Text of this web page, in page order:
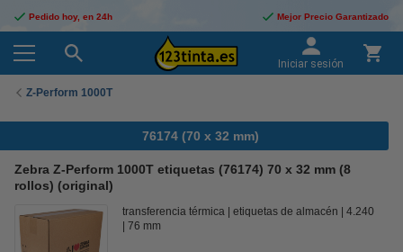
Pedido hoy, en 24h Mejor Precio Garantizado
Iniciar sesión
Z-Perform 1000T
76174 (70 x 32 mm)
Zebra Z-Perform 1000T etiquetas (76174) 70 x 32 mm (8
rollos) (original)
transferencia térmica etiquetas de almacén
4.240
76 mm